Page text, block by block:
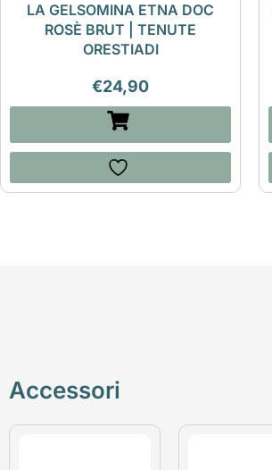
LA GELSOMINA ETNA DOC
ROSÈ BRUT | TENUTE
ORESTIADI
€24,90
Accessori